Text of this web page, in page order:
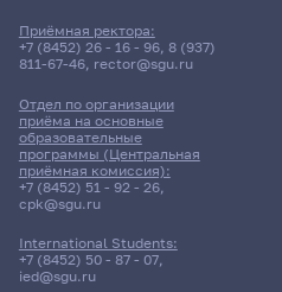
Приёмная ректора:
+7 (8452) 26 - 16 - 96, 8 (937)
811-67-46, rector@sgu.ru
Отдел по организации
приёма на основные
образовательные
программы (Центральная
приёмная комиссия):
+7 (8452) 51 - 92 - 26,
cpk@sgu.ru
International Students:
+7 (8452) 50 - 87 - 07,
ied@sgu.ru